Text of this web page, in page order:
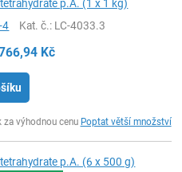
p.A. (1 x 1 kg)
4 Kat. č.: LC-4033.3
Kč
výhodnou cenu Poptat větší množství
p.A. (6 x 500 g)